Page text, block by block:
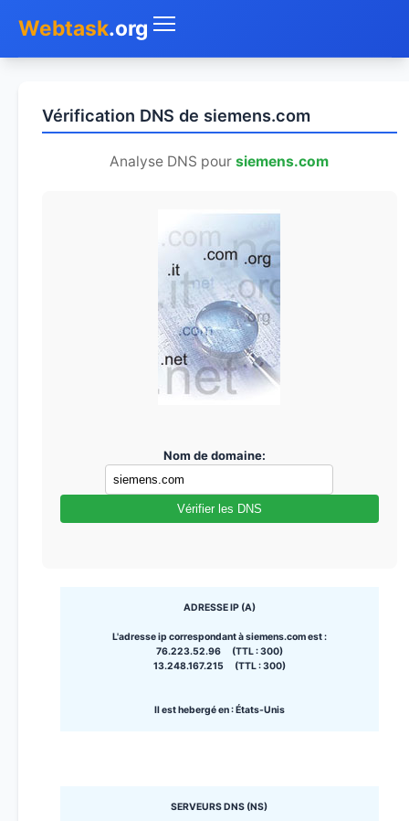
Webtask.org
Whois
Vérification DNS de siemens.com
Analyse DNS poursiemens.com
Nom de domaine:
Vérifier les DNS
ADRESSE IP (A)
L'adresse ip correspondant à siemens.com est :
76.223.52.96 (TTL : 300)
13.248.167.215 (TTL : 300)
Il est hebergé en : États-Unis
SERVEURS DNS (NS)